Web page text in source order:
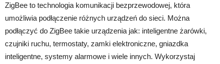
ZigBee to technologia komunikacji bezprzewodowej, która
umożliwia podłączenie różnych urządzeń do sieci. Można
podłączyć do ZigBee takie urządzenia jak: inteligentne żarówki,
czujniki ruchu, termostaty, zamki elektroniczne, gniazdka
inteligentne, systemy alarmowe i wiele innych. Wykorzystaj